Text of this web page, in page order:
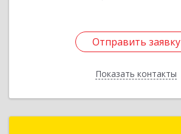
Отправить заявку
Показать контакты
Отправить заявку
Назад